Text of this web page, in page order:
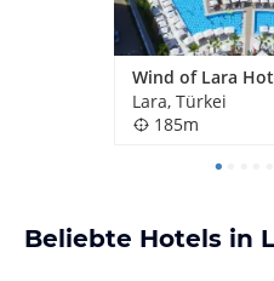
Lara, Türkei
185m
Beliebte Hotels in